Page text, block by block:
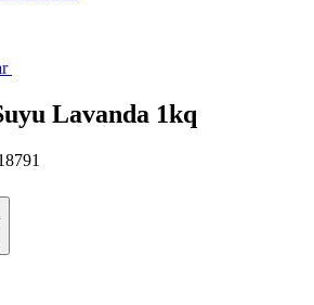
Lavanda 1kq